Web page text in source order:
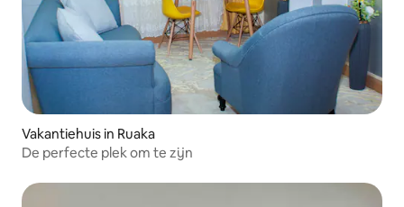
Vakantiehuis in Ruaka
De perfecte plek om te zijn